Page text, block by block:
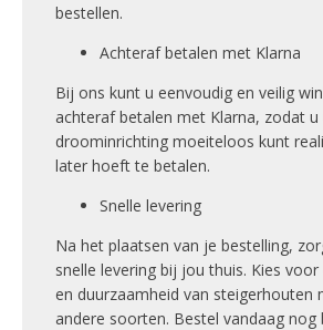
bestellen.
Achteraf betalen met Klarna
Bij ons kunt u eenvoudig en veilig
achteraf betalen met Klarna, zodat u
droominrichting moeiteloos kunt
later hoeft te betalen.
Snelle levering
Na het plaatsen van je bestelling,
snelle levering bij jou thuis. Kies
en duurzaamheid van steigerhouten
andere soorten. Bestel vandaag nog